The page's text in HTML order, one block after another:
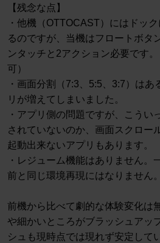
【残念な点】
・他機（OTTOCAST）にはドッ
るのですが、当機はフロートボタ
ンタッチと2アクション必要です
可）
・画面分割（7:3、5:5、3:7）は
リが増えてしまいました。
・アプリ側の問題ですが、こうい
されていないのか、画面スクロー
起動出来ないアプリもあります。
・レジューム機能はありません。
前と同じ環境再現にはなりません。
前機から比べて劇的な体験変化は
や細かいところがブラッシュアッ
シュも現時点では現れず安定して